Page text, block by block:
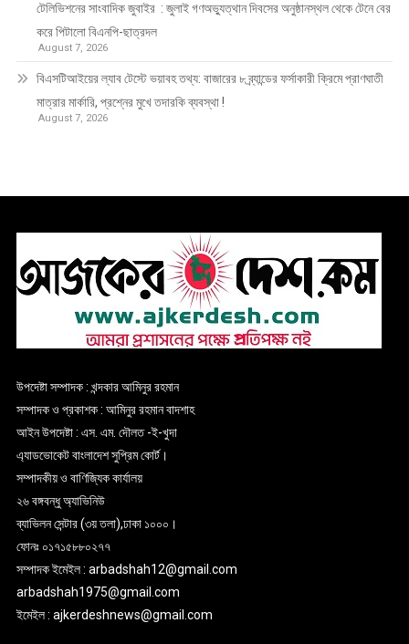
টেলিভিশনের সাংবাদিক জুবাইর : জুলাই গণঅভ্যুত্থান দিবসের অনুষ্ঠানস্থল থেকে টেনে বের
করে পিটালো বিএনপি-ছাত্রদল
August 7, 2026
বিএসটিআইয়ের ল্যাব টেস্টে ভয়াবহ তথ্য: বাজারের ৮ ব্র্যান্ডের ফর্সাকারী ক্রিমে প্রাণঘাতী
মাত্রার মার্কারি, প্রশ্নের মুখে তদারকি ব্যবস্থা !
August 7, 2026
উপদেষ্টা সম্পাদক : খন্দকার আমিনুর রহমান
সম্পাদক ও প্রকাশক : আমিনুর রহমান বাদশাহ
আইন উপদেষ্টা : এস. এম. দৌলত -ই-খুদা
এ্যাডভোকেট বাংলাদেশ সুপ্রিম কোর্ট।
সম্পাদকীয় ও বাণিজ্যিক কার্যালয়
২৬ বঙ্গবন্ধু অ্যাভিনিউ
ব্যাভিলন সেন্টার (৩য় তলা),ঢাকা ১০০০।
ফোনঃ ০১৭১৫৮৮০২৭৭
সম্পাদক ইমেইল : arbadshah12@gmail.com
arbadshah1975@gmail.com
ইমেইল : ajkerdeshnews@gmail.com